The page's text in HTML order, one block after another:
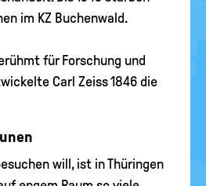
im KZ Buchenwald.
für Forschung und
Carl Zeiss 1846 die
will, ist in Thüringen